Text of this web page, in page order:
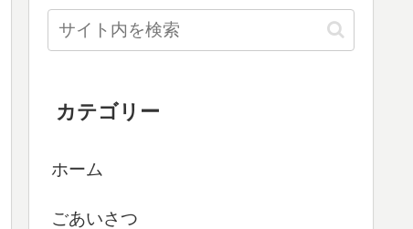
カテゴリー
ホーム
ごあいさつ